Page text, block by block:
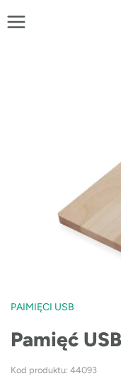
do
PAIMIĘCI USB
Pamięć
Kod produktu: 44093